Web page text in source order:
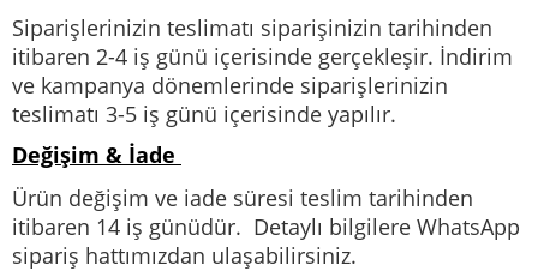
Siparişlerinizin teslimatı siparişinizin tarihinden
itibaren 2-4 iş günü içerisinde gerçekleşir. İndirim
ve kampanya dönemlerinde siparişlerinizin
teslimatı 3-5 iş günü içerisinde yapılır.
Değişim & İade
Ürün değişim ve iade süresi teslim tarihinden
itibaren 14 iş günüdür. Detaylı bilgilere WhatsApp
sipariş hattımızdan ulaşabilirsiniz.